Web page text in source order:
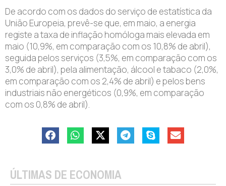
De acordo com os dados do serviço de estatística da
União Europeia, prevê-se que, em maio, a energia
registe a taxa de inflação homóloga mais elevada em
maio (10,9%, em comparação com os 10,8% de abril),
seguida pelos serviços (3,5%, em comparação com os
3,0% de abril), pela alimentação, álcool e tabaco (2,0%,
em comparação com os 2,4% de abril) e pelos bens
industriais não energéticos (0,9%, em comparação
com os 0,8% de abril).
ÚLTIMAS DE ECONOMIA